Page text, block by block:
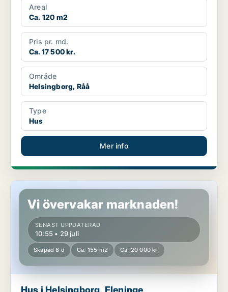
Areal
Ca. 120 m2
Pris pr. md.
Ca. 17 500 kr.
Område
Helsingborg, Råå
Type
Hus
Mer info
Hus i Helsingborg, Fleninge
Vi övervakar marknaden!
SENAST UPPDATERAD
10:55 • 29 juli
Skapad 8 d Ca. 155 m2 Ca. 20 000 kr.
Hus i Helsingborg, Fleninge